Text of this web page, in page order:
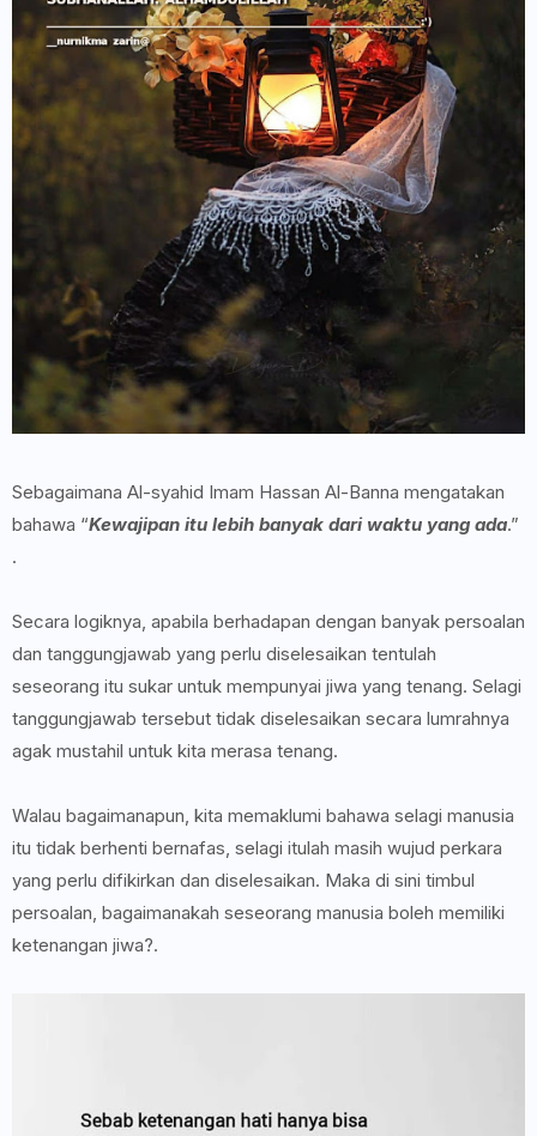
Sebagaimana Al-syahid Imam Hassan Al-Banna mengatakan
bahawa “Kewajipan itu lebih banyak dari waktu yang ada.”
.
Secara logiknya, apabila berhadapan dengan banyak persoalan
dan tanggungjawab yang perlu diselesaikan tentulah
seseorang itu sukar untuk mempunyai jiwa yang tenang. Selagi
tanggungjawab tersebut tidak diselesaikan secara lumrahnya
agak mustahil untuk kita merasa tenang.
Walau bagaimanapun, kita memaklumi bahawa selagi manusia
itu tidak berhenti bernafas, selagi itulah masih wujud perkara
yang perlu difikirkan dan diselesaikan. Maka di sini timbul
persoalan, bagaimanakah seseorang manusia boleh memiliki
ketenangan jiwa?.